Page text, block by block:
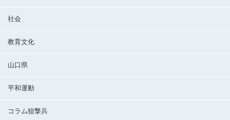
社会
教育文化
山口県
平和運動
コラム狙撃兵